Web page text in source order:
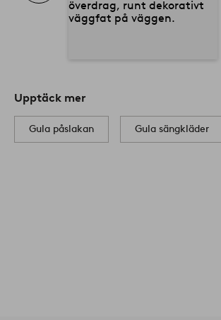
Upptäck mer
Gula påslakan Gula sängkläder